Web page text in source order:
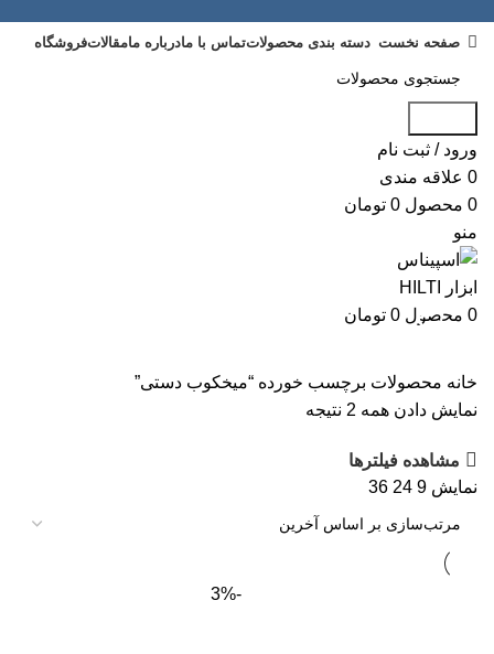
صفحه نخست دسته بندی محصولاتتماس با مادرباره مامقالاتفروشگاه
ورود / ثبت نام
0 علاقه مندی
0 محصول 0 تومان
منو
0 محصول 0 تومان
میخکوب دستی
خانه محصولات برچسب خورده “میخکوب دستی”
نمایش دادن همه 2 نتیجه
مشاهده فیلترها
نمایش 9
24
36
-3%